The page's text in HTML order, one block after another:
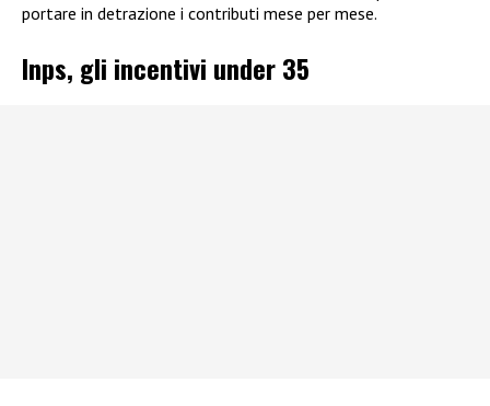
portare in detrazione i contributi mese per mese.
Inps, gli incentivi under 35